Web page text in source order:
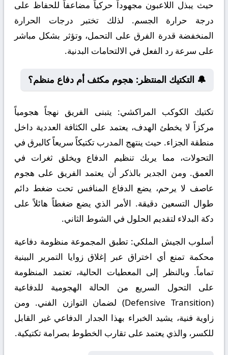
حيث يبذل اللاعبون مجهوداً حركياً مضاعفاً للحفاظ على
درجة حرارة الجسم. لذلك تختبر درجات الحرارة
المنخفضة قدرة الفرق على التحمل، وتؤثر بشكل مباشر
على سرعة رد الفعل في الالتحامات البدنية.
🔔 التكتيك المنتظر: هجوم مكثف أم دفاع منظم؟
تكتيك الكوكب المراكشي: يتبنى الفريق نهجاً هجومياً
مركزاً لا يخطئ الهدف، يعتمد على الكثافة العددية داخل
منطقة الجزاء. حيث ينتهج المدرب تكتيكاً سريعاً كالبرق في
التحولات، مما يربك تنظيم الدفاع ويخلق ثغرات في
العمق. ومن الجدير بالذكر أن يعتمد الفريق على هجوم
عاصف لا يرحم، يضع الدفاع المنافس تحت ضغط دائم
طوال التسعين دقيقة. الأمر الذي يضع ضغطاً هائلاً على
دكة البدلاء لتقديم الحلول في الشوط الثاني.
أسلوب الجيش الملكي: تطبق المجموعة منظومة دفاعية
محكمة تمنع أي اختراق عبر إغلاق زوايا التمرير البينية
تماماً. وبالنظر إلى المعطيات الحالية، تعتمد المنظومة
على التحول السريع من الحالة الهجومية للدفاعية
(Defensive Transition) لضمان التوازن الفني. ومن
زاوية فنية، يشيد الخبراء بهذا الجدار الدفاعي غير القابل
للكسر، والذي يعتمد على تقارب الخطوط بصرامة تكتيكية.